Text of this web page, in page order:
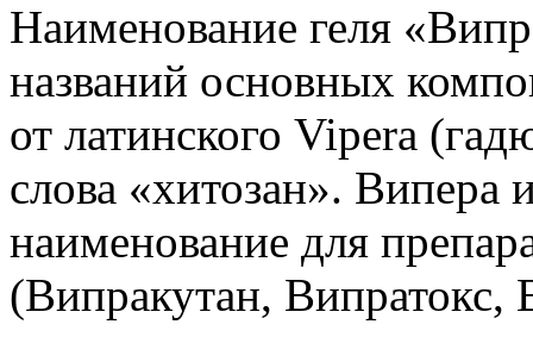
Наименование геля
названий основных
от латинского Vipera
слова «хитозан». Випера
наименование для
(Випракутан, Випратокс,